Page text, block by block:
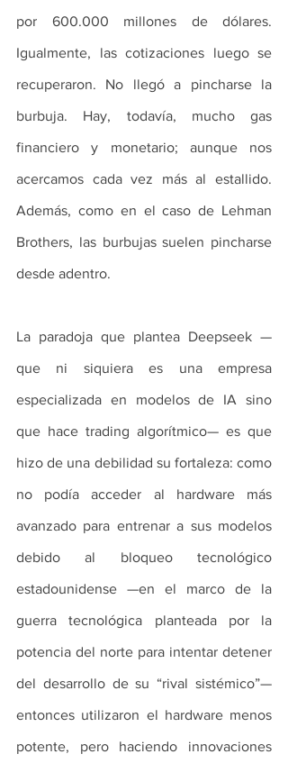
por 600.000 millones de dólares.
Igualmente, las cotizaciones luego se
recuperaron. No llegó a pincharse la
burbuja. Hay, todavía, mucho gas
financiero y monetario; aunque nos
acercamos cada vez más al estallido.
Además, como en el caso de Lehman
Brothers, las burbujas suelen pincharse
desde adentro.
La paradoja que plantea Deepseek —
que ni siquiera es una empresa
especializada en modelos de IA sino
que hace trading algorítmico— es que
hizo de una debilidad su fortaleza: como
no podía acceder al hardware más
avanzado para entrenar a sus modelos
debido al bloqueo tecnológico
estadounidense —en el marco de la
guerra tecnológica planteada por la
potencia del norte para intentar detener
del desarrollo de su “rival sistémico”—
entonces utilizaron el hardware menos
potente, pero haciendo innovaciones